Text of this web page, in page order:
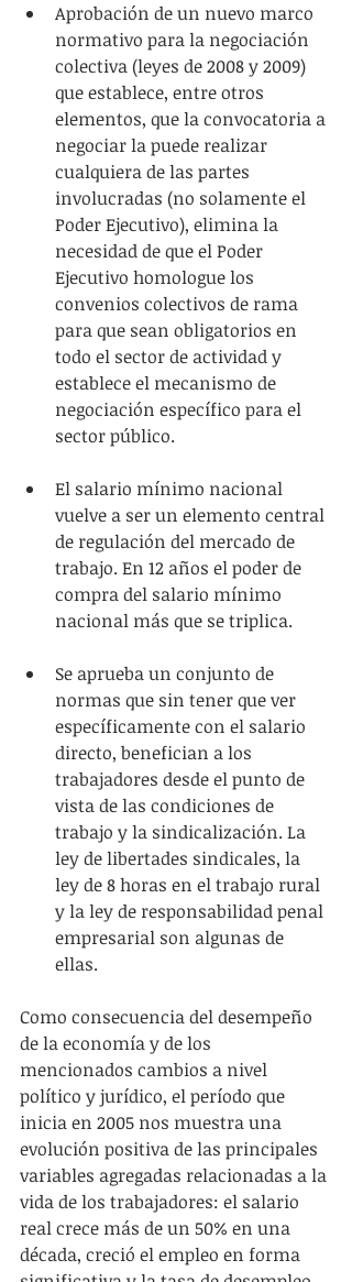
Aprobación de un nuevo marco
normativo para la negociación
colectiva (leyes de 2008 y 2009)
que establece, entre otros
elementos, que la convocatoria a
negociar la puede realizar
cualquiera de las partes
involucradas (no solamente el
Poder Ejecutivo), elimina la
necesidad de que el Poder
Ejecutivo homologue los
convenios colectivos de rama
para que sean obligatorios en
todo el sector de actividad y
establece el mecanismo de
negociación específico para el
sector público.
El salario mínimo nacional
vuelve a ser un elemento central
de regulación del mercado de
trabajo. En 12 años el poder de
compra del salario mínimo
nacional más que se triplica.
Se aprueba un conjunto de
normas que sin tener que ver
específicamente con el salario
directo, benefician a los
trabajadores desde el punto de
vista de las condiciones de
trabajo y la sindicalización. La
ley de libertades sindicales, la
ley de 8 horas en el trabajo rural
y la ley de responsabilidad penal
empresarial son algunas de
ellas.
Como consecuencia del desempeño
de la economía y de los
mencionados cambios a nivel
político y jurídico, el período que
inicia en 2005 nos muestra una
evolución positiva de las principales
variables agregadas relacionadas a la
vida de los trabajadores: el salario
real crece más de un 50% en una
década, creció el empleo en forma